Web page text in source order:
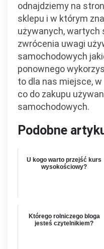
odnajdziemy na
sklepu i w którym
używanych, wartych
zwrócenia uwagi
samochodowych
ponownego
to dla nas miejsce,
co do zakupu
samochodowych.
Podobne
U kogo warto przejść kurs
wysokościowy?
Którego rolniczego bloga
jesteś czytelnikiem?